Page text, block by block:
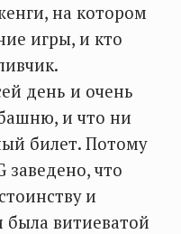
на котором
игры, и кто
день и очень
и что ни
билет. Потому
заведено, что
и
была витиеватой